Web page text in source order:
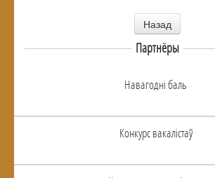
Назад
Партнёры
Навагоднi баль
Конкурс вакалiстаў